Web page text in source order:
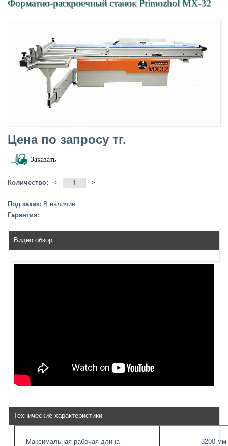
Форматно-раскроечный станок Primozhol MX-32
Цена по запросу тг.
Заказать
Количество: < >
Под заказ: В наличии
Гарантия:
Видео обзор
Технические характеристики
Максимальная рабочая длина 3200 мм